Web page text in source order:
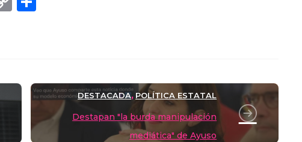
Li
n
ar
tir
DESTACADA, POLÍTICA ESTATAL
Destapan "la burda manipulación
mediática" de Ayuso